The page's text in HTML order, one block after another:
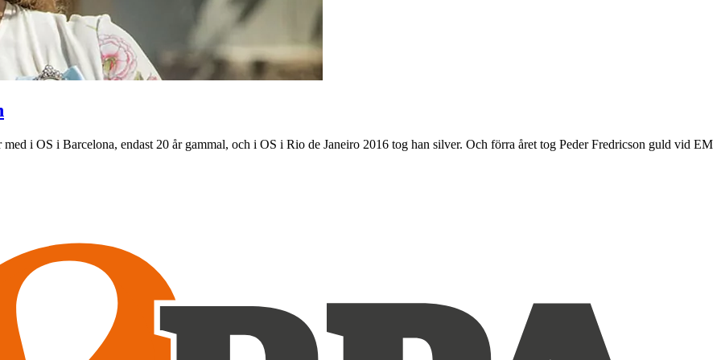
i OS i Barcelona, endast 20 år gammal, och i OS i Rio de Janeiro 2016 tog han silver. Och förra året tog Peder Fredricson guld vid EM